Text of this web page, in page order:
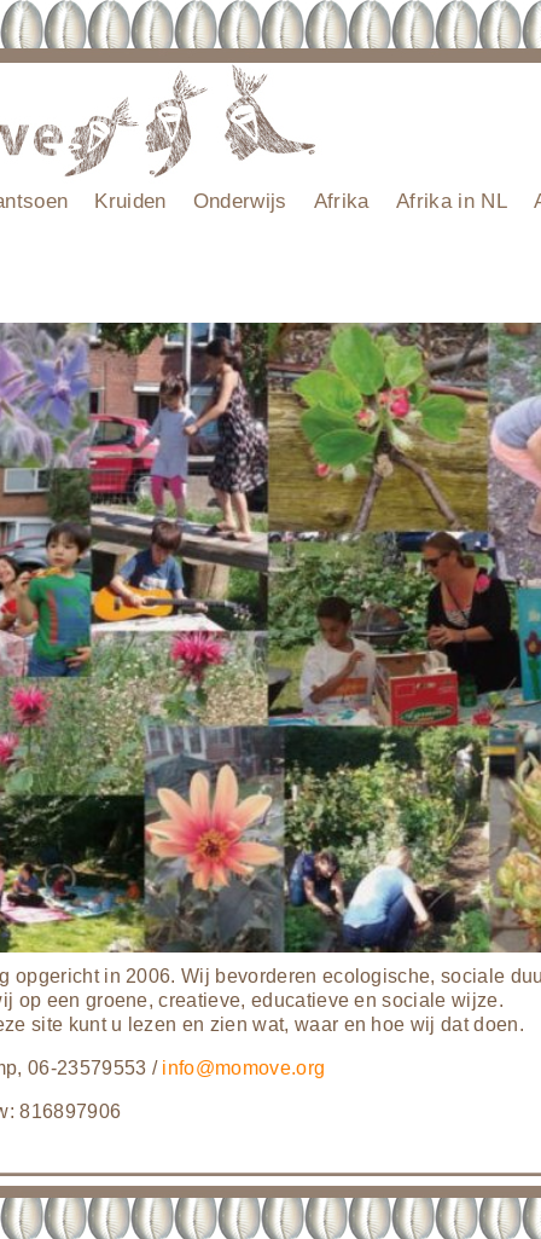
Kruiden Onderwijs Afrika Afrika in NL
opgericht in 2006. Wij bevorderen ecologische, sociale
op een groene, creatieve, educatieve en sociale wijze.
site kunt u lezen en zien wat, waar en hoe wij dat doen.
06-23579553 / info@momove.org
816897906